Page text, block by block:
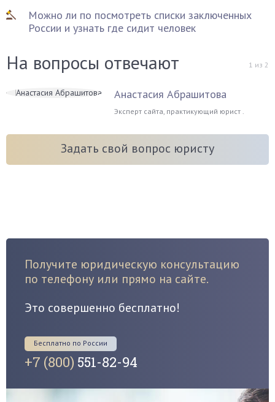
Можно ли по посмотреть списки заключенных
России и узнать где сидит человек
На вопросы отвечают 1 из 2
Анастасия Абрашитова
Эксперт сайта, практикующий юрист .
Задать свой вопрос юристу
Получите юридическую консультацию
по телефону или прямо на сайте.
Это совершенно бесплатно!
Бесплатно по России
+7 (800) 551-82-94